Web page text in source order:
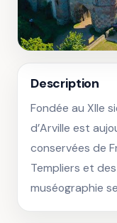
Description
Fondée au XIIe
d’Arville est
conservées de
Templiers et
muséographie